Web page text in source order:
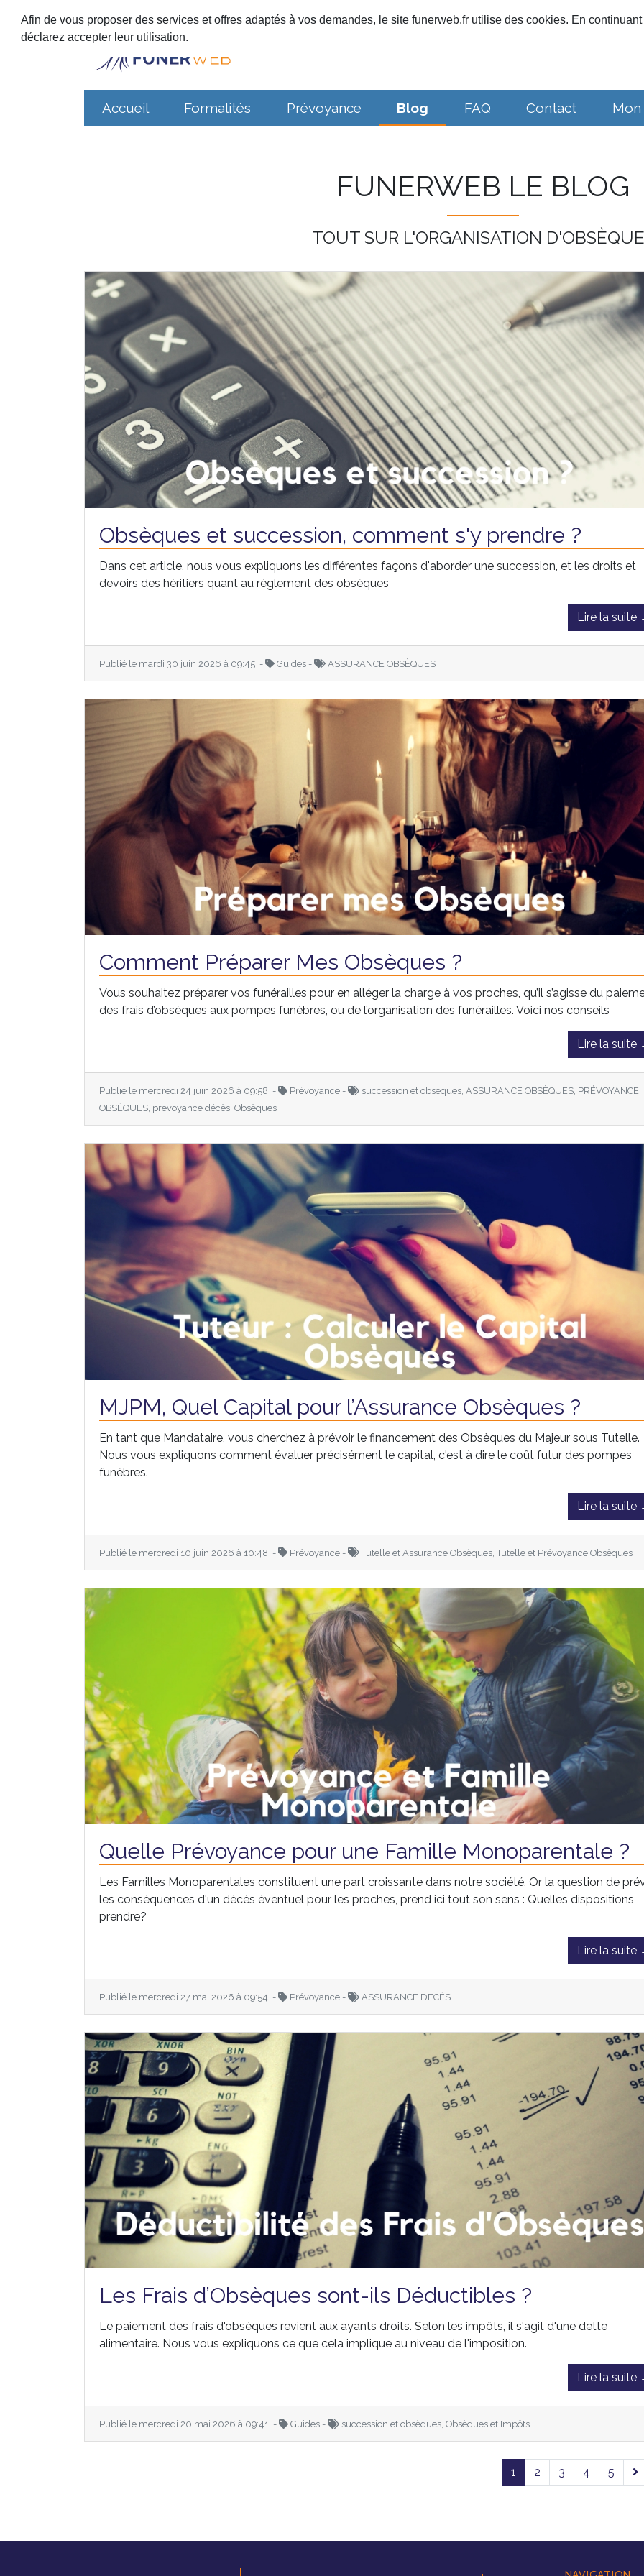
Afin de vous proposer des services et offres adaptés à vos demandes, le site funerweb.fr utilise des cookies. En
déclarez accepter leur utilisation.
Accueil Formalités Prévoyance Blog FAQ Contact
FUNERWEB LE BLOG
TOUT SUR L'ORGANISATION
Obsèques et succession, comment s'y prendre ?
Dans cet article, nous vous expliquons les différentes façons d'aborder une succession, et les droits et
devoirs des héritiers quant au règlement des obsèques
Lire la suite
Publié le mardi 30 juin 2026 à 09:45 - Guides - ASSURANCE OBSÈQUES
Comment Préparer Mes Obsèques ?
Vous souhaitez préparer vos funérailles pour en alléger la charge à vos proches, qu’il s’agisse du
des frais d’obsèques aux pompes funèbres, ou de l’organisation des funérailles. Voici nos conseils
Lire la suite
Publié le mercredi 24 juin 2026 à 09:58 - Prévoyance -
succession et obsèques, ASSURANCE OBSÈQUES, PRÉVOYANCE
OBSÈQUES, prevoyance décès, Obsèques
MJPM, Quel Capital pour l’Assurance Obsèques ?
En tant que Mandataire, vous cherchez à prévoir le financement des Obsèques du Majeur sous Tutelle.
Nous vous expliquons comment évaluer précisément le capital, c'est à dire le coût futur des pompes
funèbres.
Lire la suite
Publié le mercredi 10 juin 2026 à 10:48 - Prévoyance - Tutelle et Assurance Obsèques, Tutelle et Prévoyance Obsèques
Quelle Prévoyance pour une Famille Monoparentale ?
Les Familles Monoparentales constituent une part croissante dans notre société. Or la question de
les conséquences d'un décès éventuel pour les proches, prend ici tout son sens : Quelles dispositions
prendre?
Lire la suite
Publié le mercredi 27 mai 2026 à 09:54 - Prévoyance - ASSURANCE DÉCÈS
Les Frais d’Obsèques sont-ils Déductibles ?
Le paiement des frais d'obsèques revient aux ayants droits. Selon les impôts, il s'agit d'une dette
alimentaire. Nous vous expliquons ce que cela implique au niveau de l'imposition.
Lire la suite
Publié le mercredi 20 mai 2026 à 09:41 - Guides - succession et obsèques, Obsèques et Impôts
1 2 3 4 5